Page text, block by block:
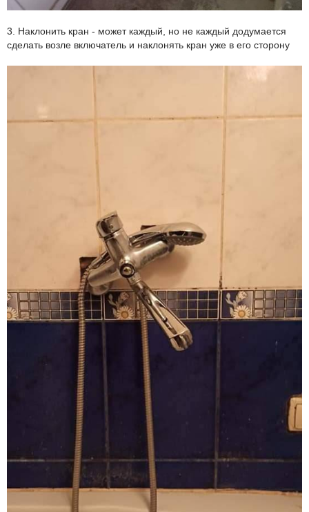
3. Наклонить кран - может каждый, но не каждый додумается
сделать возле включатель и наклонять кран уже в его сторону